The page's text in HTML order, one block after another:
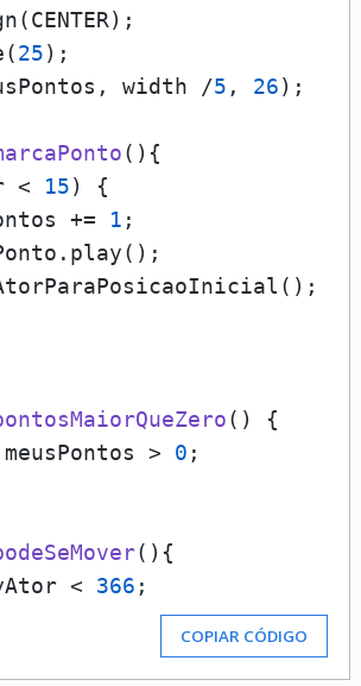
25);
width /
5 , 26);
() {
< 15) {
+=
1 ;
()
{
meusPontos > 0 ;
() {
< 366 ;
COPIAR CÓDIGO